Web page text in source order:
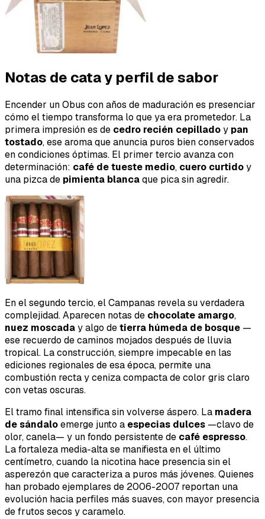
Notas de cata y perfil de sabor
Encender un Obus con años de maduración es presenciar
cómo el tiempo transforma lo que ya era prometedor. La
primera impresión es de cedro recién cepilladoy pan
tostado, ese aroma que anuncia puros bien conservados
en condiciones óptimas. El primer tercio avanza con
determinación: café de tueste medio, cuero curtidoy
una pizca de pimienta blancaque pica sin agredir.
En el segundo tercio, el Campanas revela su verdadera
complejidad. Aparecen notas de chocolate amargo,
nuez moscaday algo detierra húmeda de bosque —
ese recuerdo de caminos mojados después de lluvia
tropical. La construcción, siempre impecable en las
ediciones regionales de esa época, permite una
combustión recta y ceniza compacta de color gris claro
con vetas oscuras.
El tramo final intensifica sin volverse áspero. La madera
de sándaloemerge junto a especias dulces —clavo de
olor, canela— y un fondo persistente de café espresso.
La fortaleza media-alta se manifiesta en el último
centímetro, cuando la nicotina hace presencia sin el
asperezón que caracteriza a puros más jóvenes. Quienes
han probado ejemplares de 2006-2007 reportan una
evolución hacia perfiles más suaves, con mayor presencia
de frutos secos y caramelo.